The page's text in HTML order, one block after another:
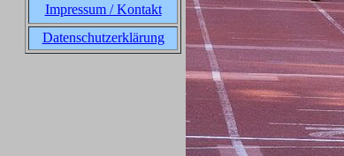
Impressum / Kontakt
Datenschutzerklärung